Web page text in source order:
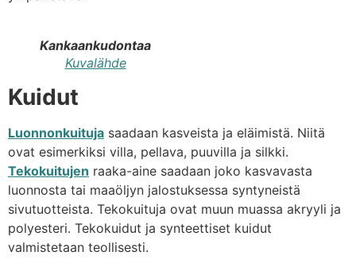
Kankaankudontaa
Kuvalähde
Kuidut
Luonnonkuituja saadaan kasveista ja eläimistä. Niitä
ovat esimerkiksi villa, pellava, puuvilla ja silkki.
Tekokuitujen raaka-aine saadaan joko kasvavasta
luonnosta tai maaöljyn jalostuksessa syntyneistä
sivutuotteista. Tekokuituja ovat muun muassa akryyli ja
polyesteri. Tekokuidut ja synteettiset kuidut
valmistetaan teollisesti.